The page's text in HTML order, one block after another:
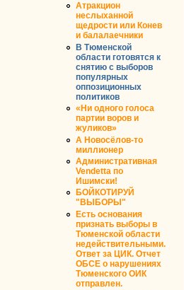
Атракцион
неслыханной
щедрости или Конев
и балалаечники
В Тюменской
области готовятся к
снятию с выборов
популярных
оппозиционных
политиков
«Ни одного голоса
партии воров и
жуликов»
А Новосёлов-то
миллионер
Административная
Vendetta по
Ишимски!
БОЙКОТИРУЙ
"ВЫБОРЫ"
Есть основания
признать выборы в
Тюменской области
недействительными.
Ответ за ЦИК. Отчет
ОБСЕ о нарушениях
Тюменского ОИК
отправлен.